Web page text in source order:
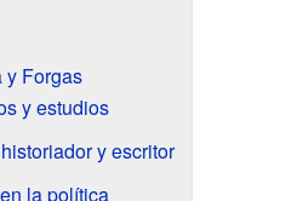
y Forgas
y estudios
y escritor
la política